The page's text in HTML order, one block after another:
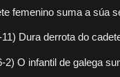
femenino suma a súa
11) Dura derrota do
2) O infantil de galega